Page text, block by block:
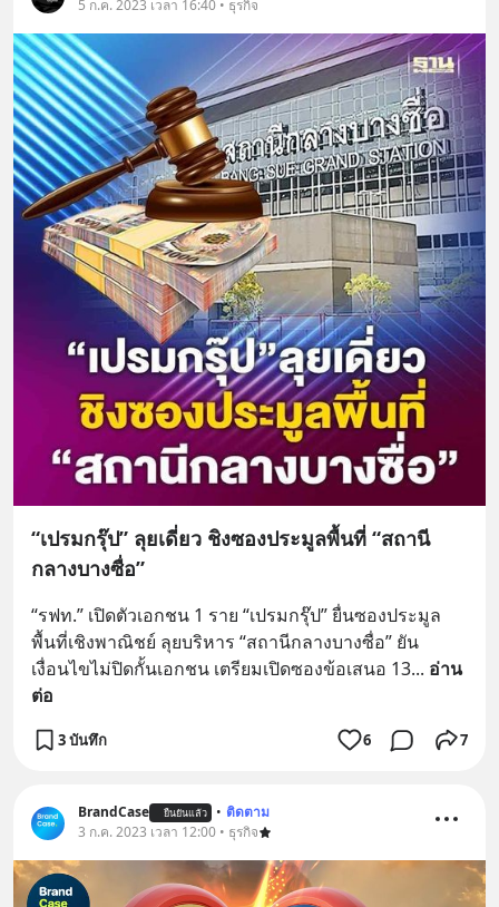
5 ก.ค. 2023 เวลา 16:40 • ธุรกิจ
“เปรมกรุ๊ป” ลุยเดี่ยว ชิงซองประมูลพื้นที่ “สถานี
กลางบางซื่อ”
“รฟท.” เปิดตัวเอกชน 1 ราย “เปรมกรุ๊ป” ยื่นซองประมูล
พื้นที่เชิงพาณิชย์ ลุยบริหาร “สถานีกลางบางซื่อ” ยัน
เงื่อนไขไม่ปิดกั้นเอกชน เตรียมเปิดซองข้อเสนอ 13... อ่าน
ต่อ
3 บันทึก 6 7
BrandCase ยืนยันแล้ว • ติดตาม
3 ก.ค. 2023 เวลา 12:00 • ธุรกิจ